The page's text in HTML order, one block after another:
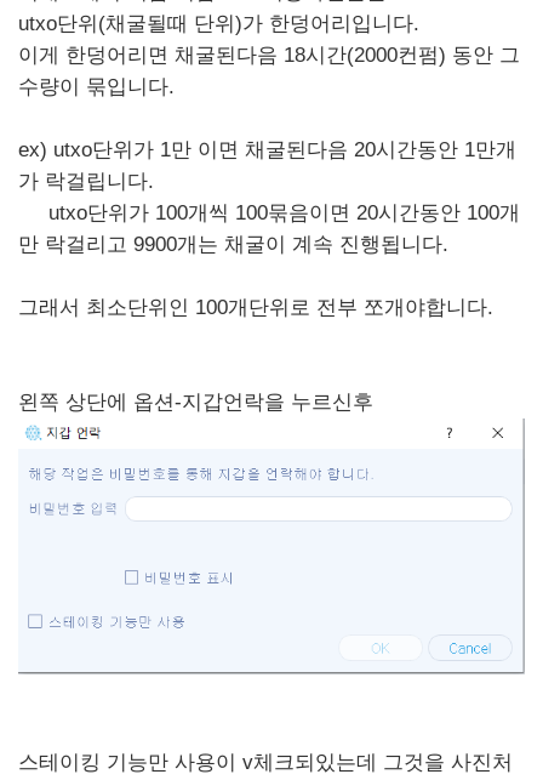
utxo단위(채굴될때 단위)가 한덩어리입니다.
이게 한덩어리면 채굴된다음 18시간(2000컨펌) 동안 그
수량이 묶입니다.
ex) utxo단위가 1만 이면 채굴된다음 20시간동안 1만개
가 락걸립니다.
utxo단위가 100개씩 100묶음이면 20시간동안 100개
만 락걸리고 9900개는 채굴이 계속 진행됩니다.
그래서 최소단위인 100개단위로 전부 쪼개야합니다.
왼쪽 상단에 옵션-지갑언락을 누르신후
스테이킹 기능만 사용이 v체크되있는데 그것을 사진처